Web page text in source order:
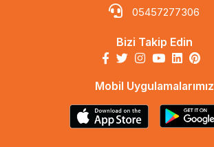
05457277306
Bizi Takip Edin
Mobil Uygulamalarımız